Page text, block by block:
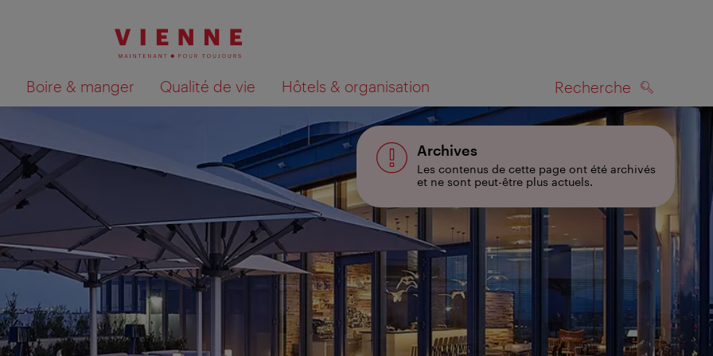
Boire & manger Qualité de vie Hôtels & organisation Recherche
Afficher les résultats de la recherche sur la carte RECHERCHE
Archives
Les contenus de cette page ont été archivés
et ne sont peut-être plus actuels.